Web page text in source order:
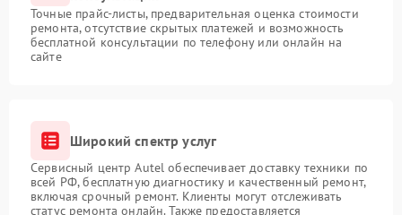
Точные прайс-листы, предварительная оценка стоимости
ремонта, отсутствие скрытых платежей и возможность
бесплатной консультации по телефону или онлайн на
сайте
Широкий спектр услуг
Сервисный центр Autel обеспечивает доставку техники по
всей РФ, бесплатную диагностику и качественный ремонт,
включая срочный ремонт. Клиенты могут отслеживать
статус ремонта онлайн. Также предоставляется